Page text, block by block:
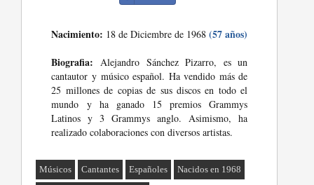
Nacimiento: 18 de Diciembre de 1968(57 años)
Biografia: Alejandro Sánchez Pizarro, es un
cantautor y músico español. Ha vendido más de
25 millones de copias de sus discos en todo el
mundo y ha ganado 15 premios Grammys
Latinos y 3 Grammys anglo. Asimismo, ha
realizado colaboraciones con diversos artistas.
Músicos Cantantes Españoles Nacidos en 1968